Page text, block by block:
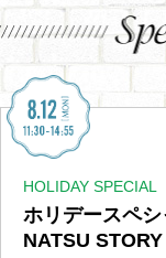
HOLIDAY SPECIAL
ホリデースペ
NATSU